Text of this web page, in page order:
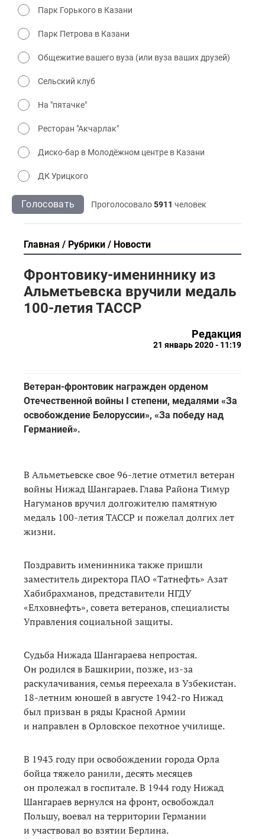
Парк Горького в Казани
Парк Петрова в Казани
Общежитие вашего вуза (или вуза ваших друзей)
Сельский клуб
На "пятачке"
Ресторан "Акчарлак"
Диско-бар в Молодёжном центре в Казани
ДК Урицкого
Голосовать Проголосовало5911 человек
Главная Рубрики Новости
Фронтовику-имениннику из
Альметьевска вручили медаль
100-летия ТАССР
Редакция
21 январь 2020 - 11:19
Ветеран-фронтовик награжден орденом
Отечественной войны I степени, медалями «За
освобождение Белоруссии», «За победу над
Германией».
В Альметьевске свое 96-летие отметил ветеран
войны Нижад Шангараев. Глава Района Тимур
Нагуманов вручил долгожителю памятную
медаль 100-летия ТАССР и пожелал долгих лет
жизни.
Поздравить именинника также пришли
заместитель директора ПАО «Татнефть» Азат
Хабибрахманов, представители НГДУ
«Елховнефть», совета ветеранов, специалисты
Управления социальной защиты.
Судьба Нижада Шангараева непростая.
Он родился в Башкирии, позже, из-за
раскулачивания, семья переехала в Узбекистан.
18-летним юношей в августе 1942-го Нижад
был призван в ряды Красной Армии
и направлен в Орловское пехотное училище.
В 1943 году при освобождении города Орла
бойца тяжело ранили, десять месяцев
он пролежал в госпитале. В 1944 году Нижад
Шангараев вернулся на фронт, освобождал
Польшу, воевал на территории Германии
и участвовал во взятии Берлина.